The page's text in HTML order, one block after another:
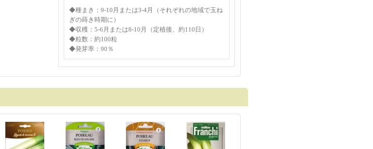
◆種まき：9-10月または3-4月（それぞれの地域で玉ね
ぎの蒔き時期に）
◆収穫：5-6月または8-10月（定植後、約110日）
◆粒数：約100粒
◆発芽率：90％